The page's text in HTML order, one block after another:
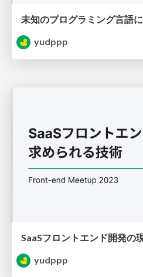
未知のプログラミング言語
yudppp
yudppp